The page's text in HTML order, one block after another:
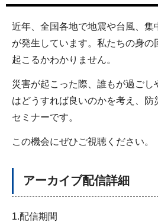
近年、全国各地で地震や台風、集
が発生しています。私たちの身の
起こるかわかりません。
災害が起こった際、誰もが過ごし
はどうすれば良いのかを考え、防
セミナーです。
この機会にぜひご視聴ください。
アーカイブ配信詳細
1.配信期間